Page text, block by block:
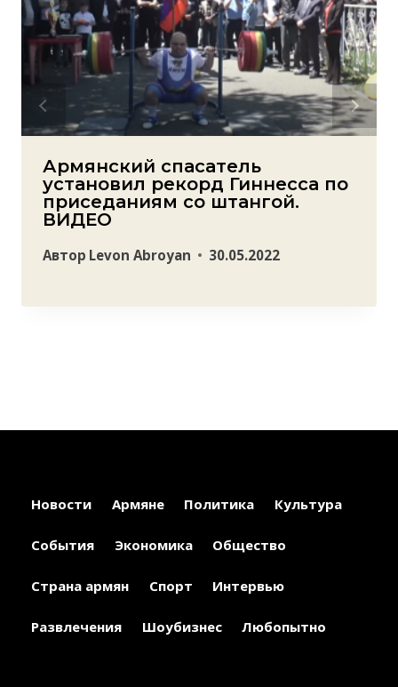
Армянский спасатель
установил рекорд Гиннесса по
приседаниям со штангой.
ВИДЕО
Автор Levon Abroyan 30.05.2022
Новости Армяне Политика Культура
События Экономика Общество
Страна армян Спорт Интервью
Развлечения Шоубизнес Любопытно